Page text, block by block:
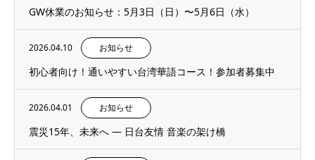
GW休業のお知らせ：5月3日（日）〜5月6日（水）
2026.04.10 お知らせ
初心者向け！通いやすい台湾華語コース！参加者募集中
2026.04.01 お知らせ
震災15年、未来へ ― 日台友情 音楽の架け橋